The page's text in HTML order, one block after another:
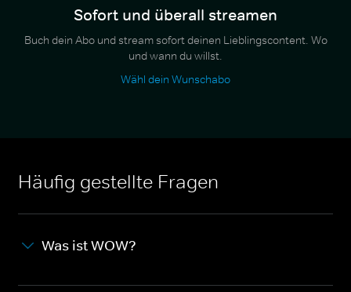
Sofort und überall streamen
Buch dein Abo und stream sofort deinen Lieblingscontent. Wo
und wann du willst.
Wähl dein Wunschabo
Häufig gestellte Fragen
Was ist WOW?